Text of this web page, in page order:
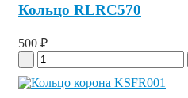
Кольцо RLRC570
500 ₽